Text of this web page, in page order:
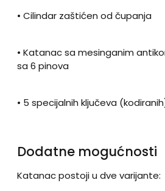
• Cilindar zaštićen od čupanja
• Katanac sa mesinganim
sa 6 pinova
• 5 specijalnih ključeva
Dodatne mogućnosti
Katanac postoji u dve varijante: